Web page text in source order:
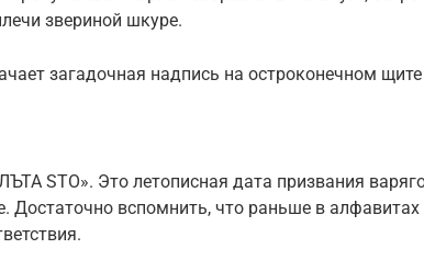
звериной шкуре.
загадочная надпись на остроконечном
STO». Это летописная дата призвания
Достаточно вспомнить, что раньше в